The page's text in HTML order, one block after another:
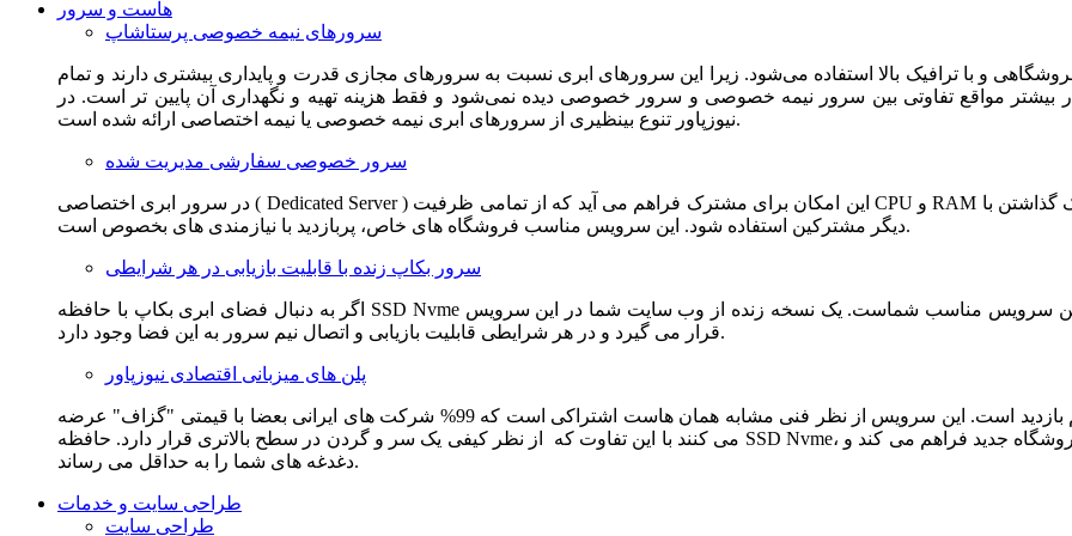
هاست و سرور
سرورهای نیمه خصوصی پرستاشاپ
و با ترافیک بالا استفاده می‌شود. زیرا این سرورهای ابری نسبت به سرورهای مجازی قدرت و پایداری بیشتری دارند و تمام
بیشتر مواقع تفاوتی بین سرور نیمه خصوصی و سرور خصوصی دیده نمی‌شود و فقط هزینه تهیه و نگهداری آن پایین تر است. در
نیوزپاور تنوع بینظیری از سرورهای ابری نیمه خصوصی یا نیمه اختصاصی ارائه شده است.
سرور خصوصی سفارشی مدیریت شده
در سرور ابری اختصاصی ( Dedicated Server ) این امکان برای مشترک فراهم می آید که از تمامی ظرفیت CPU و RAM به همراه سایر امکانات سخت افزاری به طور کامل و بدون به اشتراک گذاشتن با
دیگر مشترکین استفاده شود. این سرویس مناسب فروشگاه های خاص، پربازدید با نیازمندی های بخصوص است.
سرور بکاپ زنده با قابلیت بازیابی در هر شرایطی
اگر به دنبال فضای ابری بکاپ با حافظه SSD Nvme واقعی قدرتمند از شرکت هتزنر آلمان برای وب سایت خود هستید. این سرویس مناسب شماست. یک نسخه زنده از وب سایت شما در این سرویس
قرار می گیرد و در هر شرایطی قابلیت بازیابی و اتصال نیم سرور به این فضا وجود دارد.
پلن های میزبانی اقتصادی نیوزپاور
این سرویس مناسب فروشگاه ها و وب سایت های تازه تاسیس و کم بازدید است. این سرویس از نظر فنی مشابه همان هاست اشتراکی است که 99% شرکت های ایرانی بعضا با قیمتی "گزاف" عرضه
می کنند با این تفاوت که از نظر کیفی یک سر و گردن در سطح بالاتری قرار دارد. حافظه SSD Nvme، فضای کاملا ابری، امنیت و پایداری عالی همه چیز را برای ایجاد یک فروشگاه جدید فراهم می کند و
دغدغه های شما را به حداقل می رساند.
طراحی سایت و خدمات
طراحی سایت